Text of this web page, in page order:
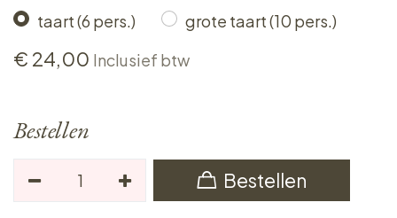
taart (6 pers.) grote taart (10 pers.)
€ 24,00 Inclusief btw
Bestellen
Bestellen